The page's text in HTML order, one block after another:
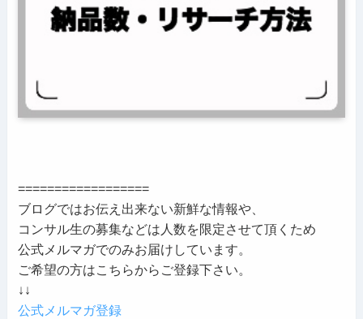
==================
ブログではお伝え出来ない新鮮な情報や、
コンサル生の募集などは人数を限定させて頂くため
公式メルマガでのみお届けしています。
ご希望の方はこちらからご登録下さい。
↓↓
公式メルマガ登録